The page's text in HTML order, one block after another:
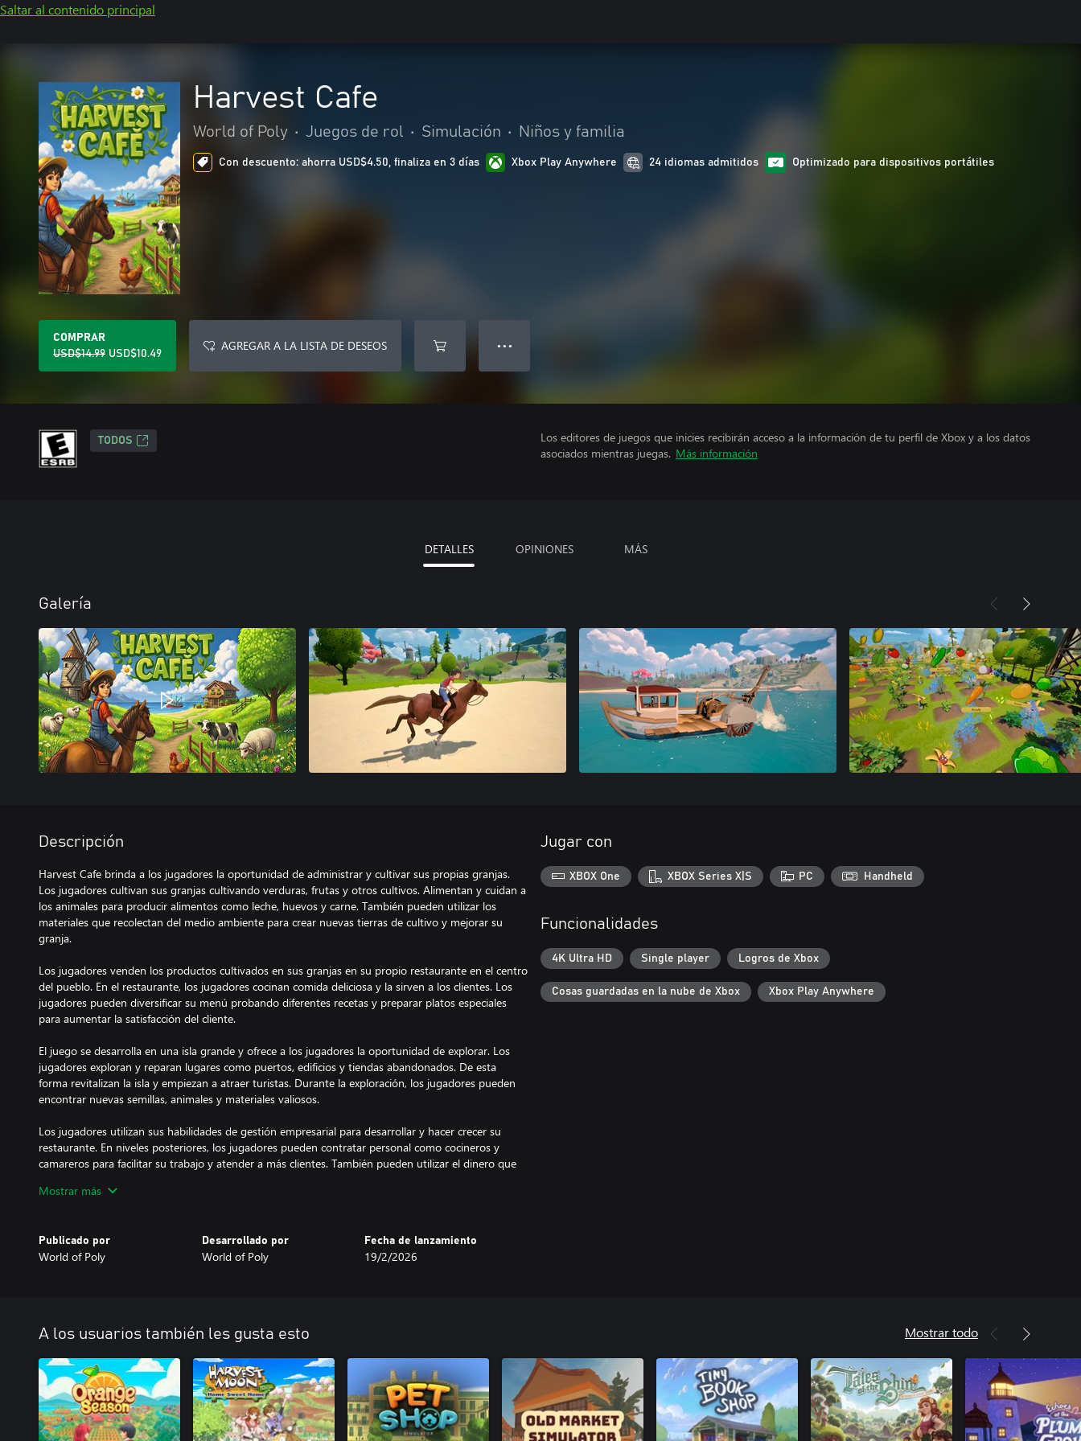
Saltar al contenido principal
Harvest Cafe
World of Poly • Juegos de rol • Simulación • Niños y familia
Con descuento: ahorra USD$4.50, finaliza en 3 días Xbox Play Anywhere 24 idiomas admitidos Optimizado para dispositivos portátiles
COMPRAR
USD$14.99 USD$10.49
AGREGAR A LA LISTA DE DESEOS ● ● ●
TODOS
Los editores de juegos que inicies recibirán acceso a la información de tu perfil de Xbox y a los datos
asociados mientras juegas. Más información
DETALLES OPINIONES MÁS
Galería
Descripción
Harvest Cafe brinda a los jugadores la oportunidad de administrar y cultivar sus propias granjas.
Los jugadores cultivan sus granjas cultivando verduras, frutas y otros cultivos. Alimentan y cuidan a
los animales para producir alimentos como leche, huevos y carne. También pueden utilizar los
materiales que recolectan del medio ambiente para crear nuevas tierras de cultivo y mejorar su
granja.
Los jugadores venden los productos cultivados en sus granjas en su propio restaurante en el centro
del pueblo. En el restaurante, los jugadores cocinan comida deliciosa y la sirven a los clientes. Los
jugadores pueden diversificar su menú probando diferentes recetas y preparar platos especiales
para aumentar la satisfacción del cliente.
El juego se desarrolla en una isla grande y ofrece a los jugadores la oportunidad de explorar. Los
jugadores exploran y reparan lugares como puertos, edificios y tiendas abandonados. De esta
forma revitalizan la isla y empiezan a atraer turistas. Durante la exploración, los jugadores pueden
encontrar nuevas semillas, animales y materiales valiosos.
Los jugadores utilizan sus habilidades de gestión empresarial para desarrollar y hacer crecer su
restaurante. En niveles posteriores, los jugadores pueden contratar personal como cocineros y
camareros para facilitar su trabajo y atender a más clientes. También pueden utilizar el dinero que
Mostrar más
Publicado por
World of Poly
Desarrollado por
World of Poly
Fecha de lanzamiento
19/2/2026
Jugar con
XBOX One XBOX Series X|S PC Handheld
Funcionalidades
4K Ultra HD Single player Logros de Xbox
Cosas guardadas en la nube de Xbox Xbox Play Anywhere
A los usuarios también les gusta esto Mostrar todo